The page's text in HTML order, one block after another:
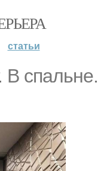
статьи
спальне.